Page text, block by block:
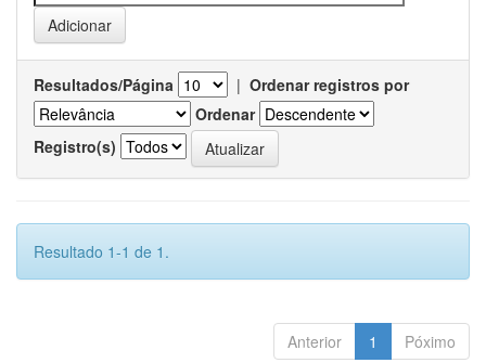
Resultados/Página | Ordenar registros por
Ordenar
Registro(s)
Resultado 1-1 de 1.
Anterior 1 Póximo